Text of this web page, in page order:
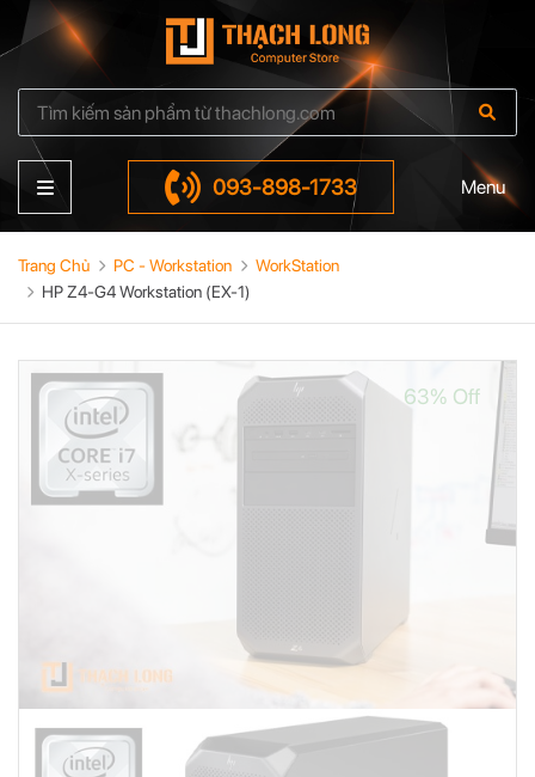
093-898-1733 Menu
Trang Chủ PC - Workstation
WorkStation
HP Z4-G4 Workstation (EX-1)
63% Off